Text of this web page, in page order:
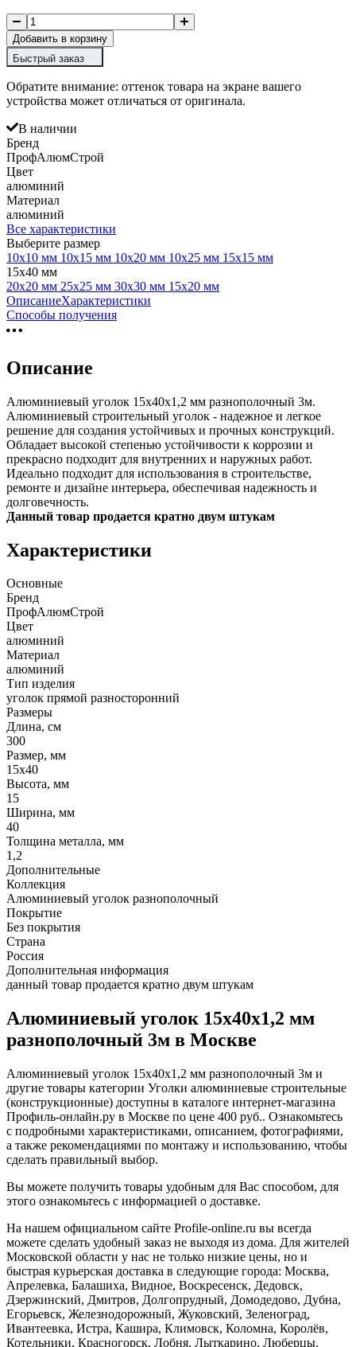
Добавить в корзину
Быстрый заказ
Обратите внимание: оттенок товара на экране вашего
устройства может отличаться от оригинала.
В наличии
Бренд
ПрофАлюмСтрой
Цвет
алюминий
Материал
алюминий
Все характеристики
Выберите размер
10х10 мм 10х15 мм 10х20 мм 10х25 мм 15х15 мм
15х40 мм
20х20 мм 25х25 мм 30х30 мм 15х20 мм
ОписаниеХарактеристики
Способы получения
Описание
Алюминиевый уголок 15х40х1,2 мм разнополочный 3м.
Алюминиевый строительный уголок - надежное и легкое
решение для создания устойчивых и прочных конструкций.
Обладает высокой степенью устойчивости к коррозии и
прекрасно подходит для внутренних и наружных работ.
Идеально подходит для использования в строительстве,
ремонте и дизайне интерьера, обеспечивая надежность и
долговечность.
Данный товар продается кратно двум штукам
Характеристики
Основные
Бренд
ПрофАлюмСтрой
Цвет
алюминий
Материал
алюминий
Тип изделия
уголок прямой разносторонний
Размеры
Длина, см
300
Размер, мм
15х40
Высота, мм
15
Ширина, мм
40
Толщина металла, мм
1,2
Дополнительные
Коллекция
Алюминиевый уголок разнополочный
Покрытие
Без покрытия
Страна
Россия
Дополнительная информация
данный товар продается кратно двум штукам
Алюминиевый уголок 15х40х1,2 мм
разнополочный 3м в Москве
Алюминиевый уголок 15х40х1,2 мм разнополочный 3м и
другие товары категории Уголки алюминиевые строительные
(конструкционные) доступны в каталоге интернет-магазина
Профиль-онлайн.ру в Москве по цене 400 руб.. Ознакомьтесь
с подробными характеристиками, описанием, фотографиями,
а также рекомендациями по монтажу и использованию, чтобы
сделать правильный выбор.
Вы можете получить товары удобным для Вас способом, для
этого ознакомьтесь с информацией о доставке.
На нашем официальном сайте Profile-online.ru вы всегда
можете сделать удобный заказ не выходя из дома. Для жителей
Московской области у нас не только низкие цены, но и
быстрая курьерская доставка в следующие города: Москва,
Апрелевка, Балашиха, Видное, Воскресенск, Дедовск,
Дзержинский, Дмитров, Долгопрудный, Домодедово, Дубна,
Егорьевск, Железнодорожный, Жуковский, Зеленоград,
Ивантеевка, Истра, Кашира, Климовск, Коломна, Королёв,
Котельники, Красногорск, Лобня, Лыткарино, Люберцы,